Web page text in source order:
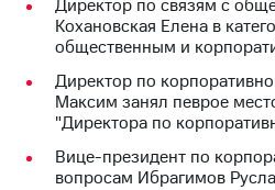
Документы
ПАО
"МТС"
Собрания
акционеров
Личный
кабинет
акционера
Акционерный
Директор по связям с
Кохановская Елена в
общественным и
Директор по
Максим занял певрое
"Директора по
Вице-президент по
вопросам Ибрагимов